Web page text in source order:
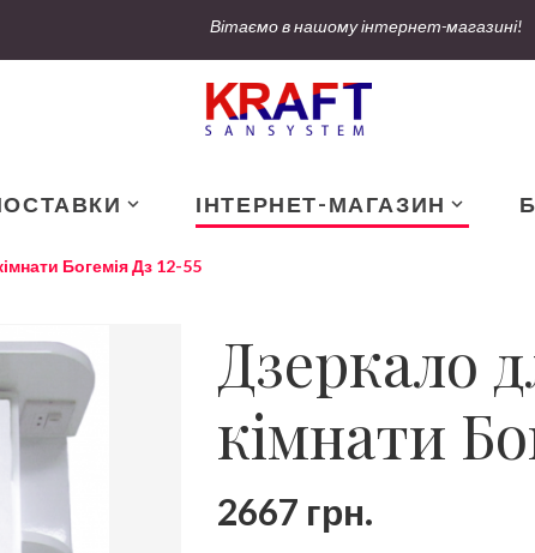
Вітаємо в нашому інтернет-магазині!
ІНТЕРНЕТ-МАГАЗИН
Богемія Дз 12-55
Дзеркало
кімнати
2667 грн.